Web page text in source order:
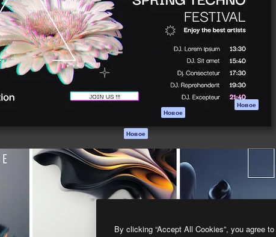
и студий.
Генератор
изображений ИИ
Генератор видео
ИИ
Генератор голоса
на основе ИИ
Стоковый контент
Новое
Новое
API
Мобильное
приложение
Все инструменты
Magnific
Пакету ИИ
Служба
поддержки
Условия и
положения
Политика
конфиденциальности
Оригиналы
Новое
Центр доверия
Партнеры
Предприятие
By clicking “Accept All Cookies”, you agree